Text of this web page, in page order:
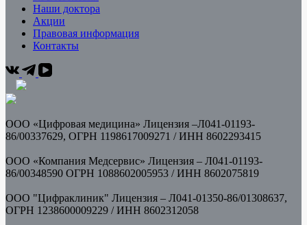
Наши доктора
Акции
Правовая информация
Контакты
ООО «Цифровая медицина» Лицензия –Л041-01193-
86/00337629, ОГРН 1198617009271 / ИНН 8602293415
ООО «Компания Медсервис» Лицензия – Л041-01193-
86/00348590 ОГРН 1088602005953 / ИНН 8602075819
ООО "Цифраклиник" Лицензия – Л041-01350-86/01308637,
ОГРН 1238600009229 / ИНН 8602312058